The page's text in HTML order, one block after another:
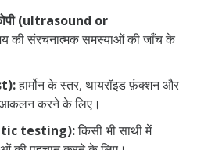
(ultrasound or
की संरचनात्मक समस्याओं की जाँच के
हार्मोन के स्तर, थायरॉइड फ़ंक्शन और
आकलन करने के लिए।
testing):किसी भी साथी में